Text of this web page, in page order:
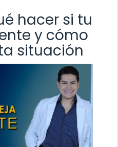
hacer si tu
y cómo
situación